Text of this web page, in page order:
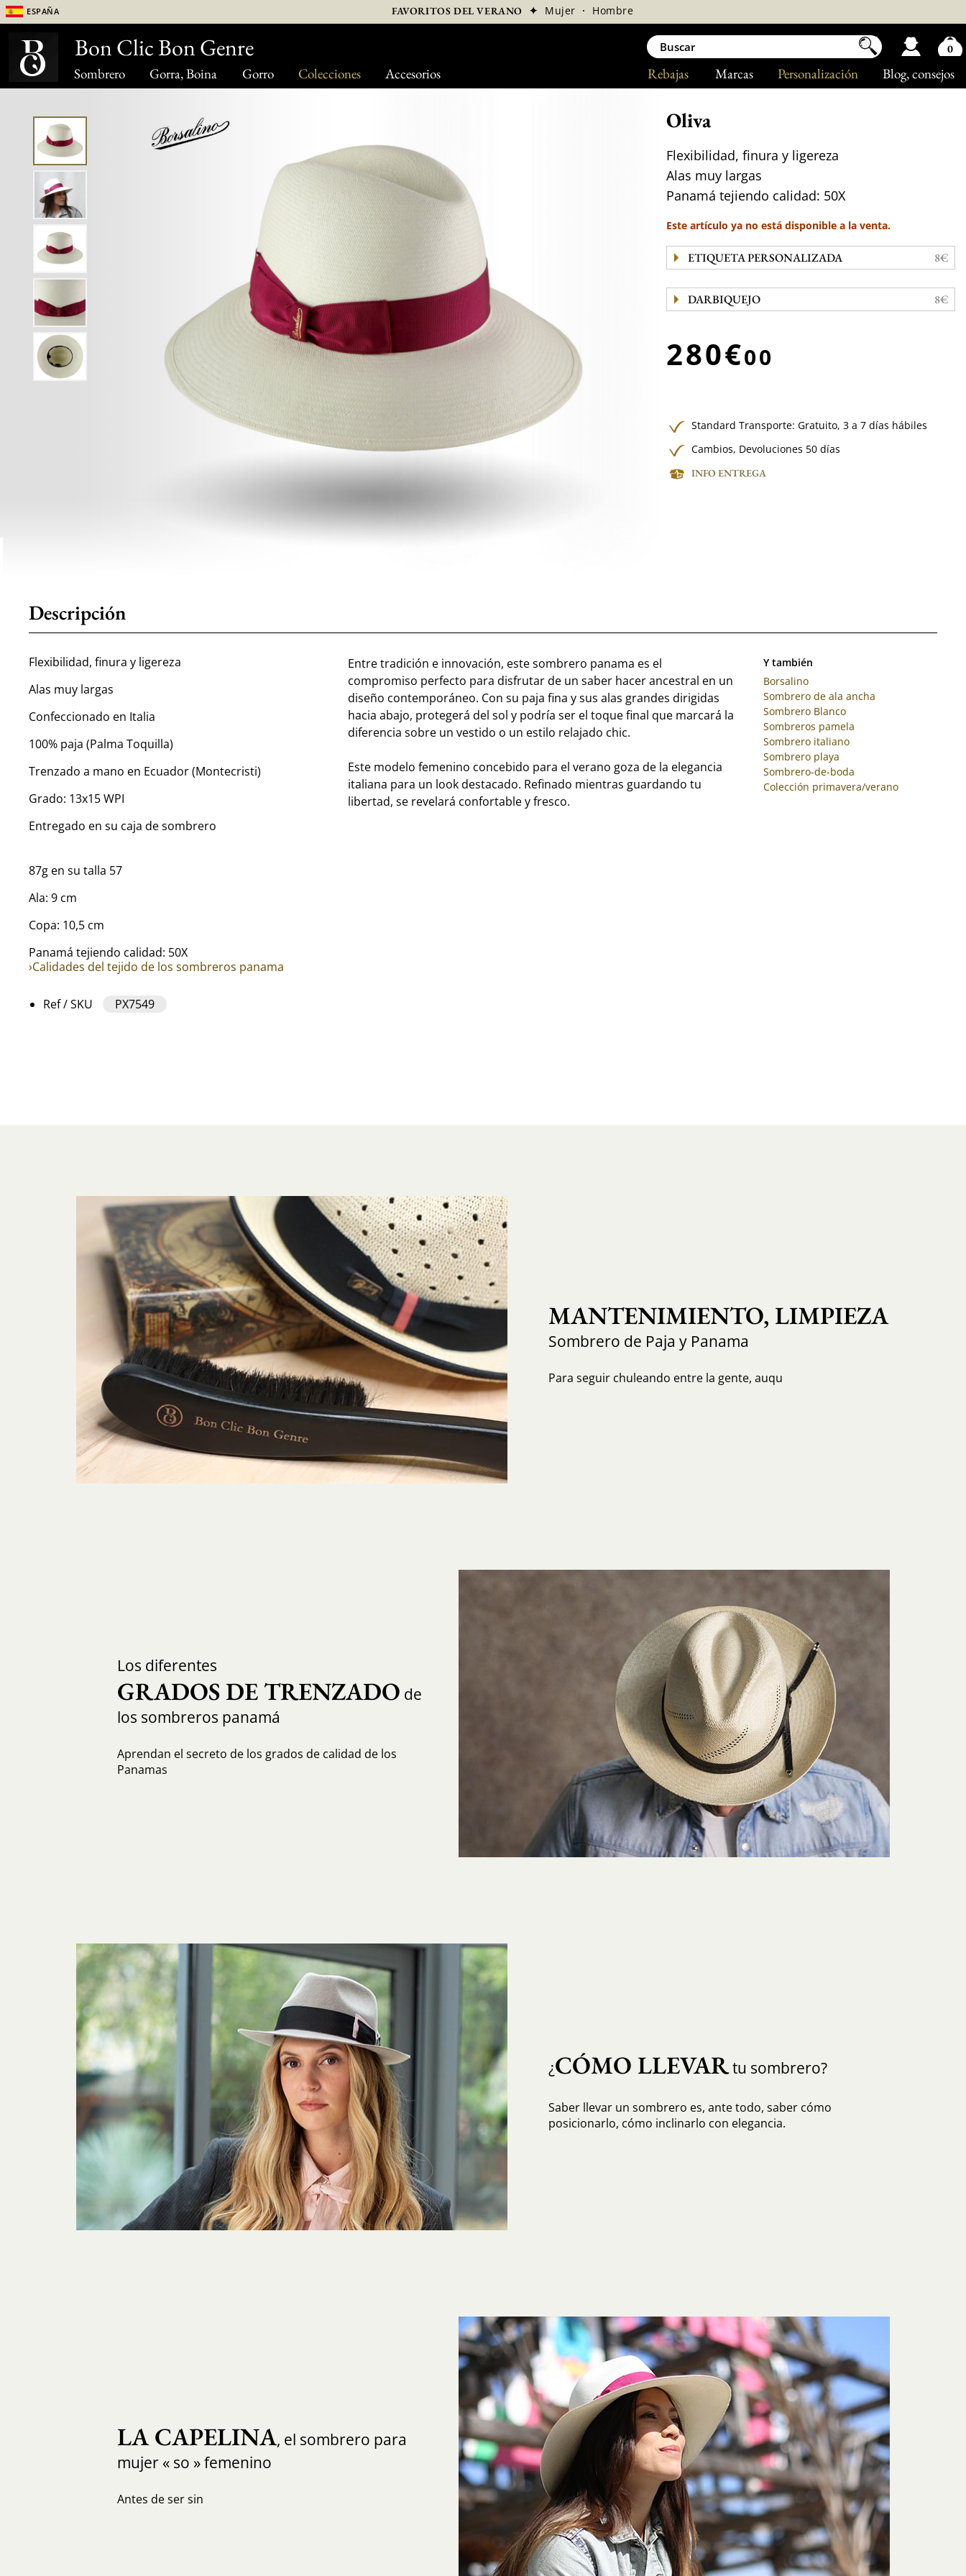
Sombrero Gorra, Boina Gorro Colecciones Accesorios Blog, consejos
Personalización
Marcas
Rebajas
España FAVORITOS DEL VERANO ✦ Mujer · Hombre
Oliva
Flexibilidad, finura y ligereza
Alas muy largas
Panamá tejiendo calidad: 50X
Este artículo ya no está disponible a la venta.
ETIQUETA PERSONALIZADA 8€
DARBIQUEJO 8€
280€00
Standard Transporte:Gratuito,3 a 7 días hábiles
Cambios, Devoluciones 50 días
INFO ENTREGA
Descripción
Flexibilidad, finura y ligereza
Alas muy largas
Confeccionado en Italia
100% paja (Palma Toquilla)
Trenzado a mano en Ecuador (Montecristi)
Grado: 13x15 WPI
Entregado en su caja de sombrero
87g en su talla 57
Ala: 9 cm
Copa: 10,5 cm
Panamá tejiendo calidad: 50X
›Calidades del tejido de los sombreros panama
Ref / SKU PX7549
Entre tradición e innovación, este sombrero panama es el
compromiso perfecto para disfrutar de un saber hacer ancestral en un
diseño contemporáneo. Con su paja fina y sus alas grandes dirigidas
hacia abajo, protegerá del sol y podría ser el toque final que marcará la
diferencia sobre un vestido o un estilo relajado chic.
Este modelo femenino concebido para el verano goza de la elegancia
italiana para un look destacado. Refinado mientras guardando tu
libertad, se revelará confortable y fresco.
Y también
Borsalino
Sombrero de ala ancha
Sombrero Blanco
Sombreros pamela
Sombrero italiano
Sombrero playa
Sombrero-de-boda
Colección primavera/verano
MANTENIMIENTO, LIMPIEZA
Sombrero de Paja y Panama
Para seguir chuleando entre la gente, auqu
Los diferentes
GRADOS DE TRENZADO de
los sombreros panamá
Aprendan el secreto de los grados de calidad de los
Panamas
¿CÓMO LLEVARtu sombrero?
Saber llevar un sombrero es, ante todo, saber cómo
posicionarlo, cómo inclinarlo con elegancia.
LA CAPELINA, el sombrero para
mujer « so » femenino
Antes de ser sin
Bon Clic Bon Genre 0